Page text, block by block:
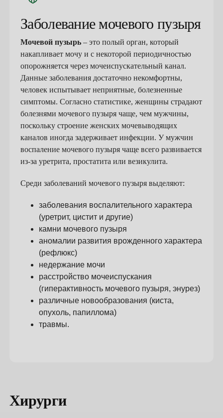
Заболевание мочевого пузыря
Мочевой пузырь – это полый орган, который
накапливает мочу и с некоторой периодичностью
опорожняется через мочеиспускательный канал.
Данные заболевания достаточно некомфортны,
человек испытывает неприятные, болезненные
симптомы. Согласно статистике, женщины страдают
болезнями мочевого пузыря чаще, чем мужчины,
поскольку строение женских мочевыводящих
каналов иногда задерживает инфекции. У мужчин
воспаление мочевого пузыря чаще всего развивается
из-за уретрита, простатита или везикулита.
Среди заболеваний мочевого пузыря выделяют:
заболевания воспалительного характера
(уретрит, цистит и другие)
камни мочевого пузыря
аномалии развития врожденного характера
(рефлюкс)
недержание мочи
расстройство мочеиспускания
(гиперактивность мочевого пузыря, энурез)
различные новообразования (киста,
опухоль, папиллома)
травмы.
Хирурги